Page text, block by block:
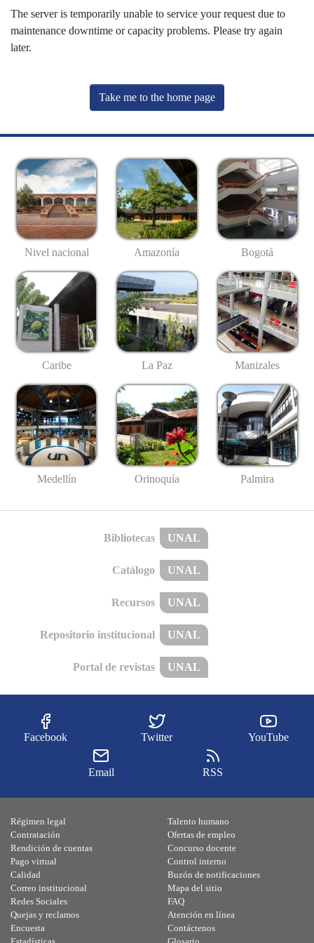
The server is temporarily unable to service your request due to
maintenance downtime or capacity problems. Please try again
later.
Take me to the home page
Nivel nacional Amazonía Bogotá
Caribe La Paz Manizales
Medellín Orinoquía Palmira
Bibliotecas UNAL
Catálogo UNAL
Recursos UNAL
Repositorio institucional UNAL
Portal de revistas UNAL
Facebook Twitter YouTube
Email RSS
Régimen legal
Contratación
Rendición de cuentas
Pago virtual
Calidad
Talento humano
Ofertas de empleo
Concurso docente
Control interno
Buzón de notificaciones
Correo institucional
Redes Sociales
Quejas y reclamos
Encuesta
Mapa del sitio
FAQ
Atención en línea
Contáctenos